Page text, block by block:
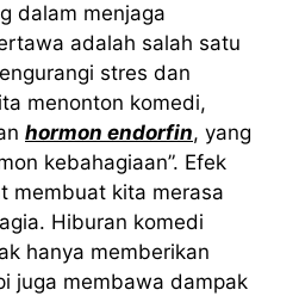
dalam menjaga
adalah salah satu
stres dan
menonton komedi,
hormon endorfin, yang
kebahagiaan”. Efek
membuat kita merasa
Hiburan komedi
hanya memberikan
juga membawa dampak